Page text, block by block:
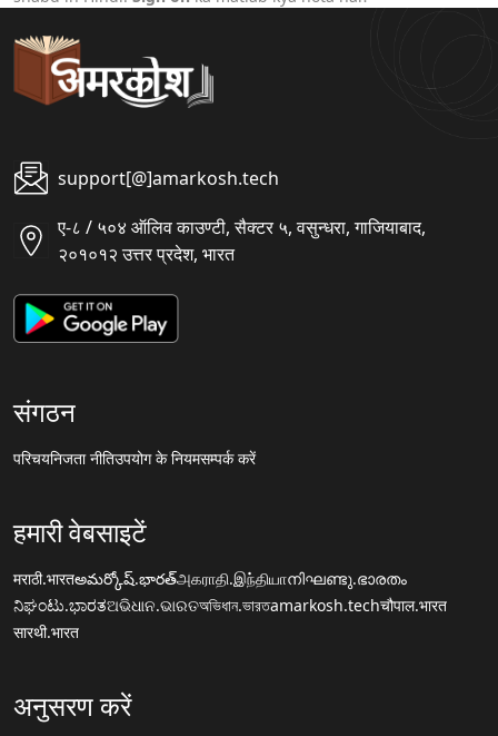
support[@]amarkosh.tech
ए-८ / ५०४ ऑलिव काउण्टी, सैक्टर ५, वसुन्धरा, गाजियाबाद,
२०१०१२ उत्तर प्रदेश, भारत
संगठन
परिचयनिजता नीतिउपयोग के नियमसम्पर्क करें
हमारी वेबसाइटें
मराठी.भारतఅమర్కోష్.భారత్அகராதி.இந்தியாനിഘണ്ടു.ഭാരതം
ನಿಘಂಟು.ಭಾರತଅଭିଧାନ.ଭାରତঅভিধান.ভারতamarkosh.techचौपाल.भारत
सारथी.भारत
अनुसरण करें